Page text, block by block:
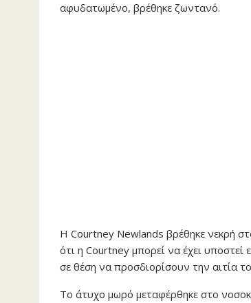
αφυδατωμένο, βρέθηκε ζωντανό.
Η Courtney Newlands βρέθηκε νεκρή
ότι η Courtney μπορεί να έχει
σε θέση να προσδιορίσουν την αιτία
Το άτυχο μωρό μεταφέρθηκε στο